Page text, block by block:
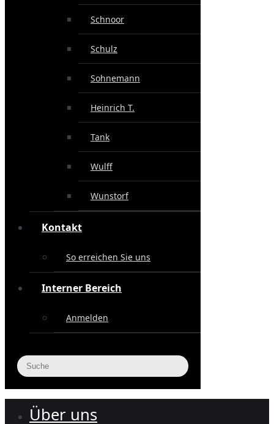
Schnoor
Schulz
Sohnemann
Heinrich T.
Tank
Wulff
Wunstorf
Kontakt
So erreichen Sie uns
Interner Bereich
Anmelden
Über uns